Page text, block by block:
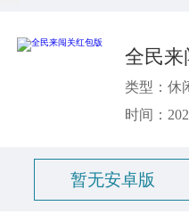
类型：休
时间：
暂无安卓版